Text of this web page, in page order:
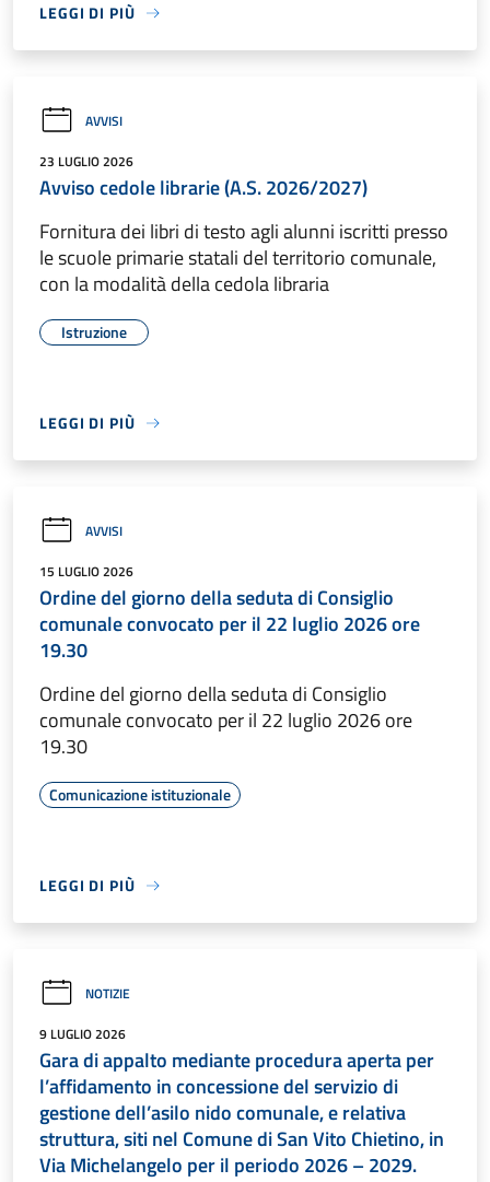
LEGGI DI PIÙ
AVVISI
23 LUGLIO 2026
Avviso cedole librarie (A.S. 2026/2027)
Fornitura dei libri di testo agli alunni iscritti presso
le scuole primarie statali del territorio comunale,
con la modalità della cedola libraria
Istruzione
LEGGI DI PIÙ
AVVISI
15 LUGLIO 2026
Ordine del giorno della seduta di Consiglio
comunale convocato per il 22 luglio 2026 ore
19.30
Ordine del giorno della seduta di Consiglio
comunale convocato per il 22 luglio 2026 ore
19.30
Comunicazione istituzionale
LEGGI DI PIÙ
NOTIZIE
9 LUGLIO 2026
Gara di appalto mediante procedura aperta per
l’affidamento in concessione del servizio di
gestione dell’asilo nido comunale, e relativa
struttura, siti nel Comune di San Vito Chietino, in
Via Michelangelo per il periodo 2026 – 2029.